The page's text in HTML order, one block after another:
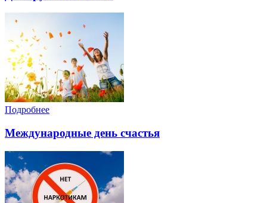
Подробнее
Международные день счастья